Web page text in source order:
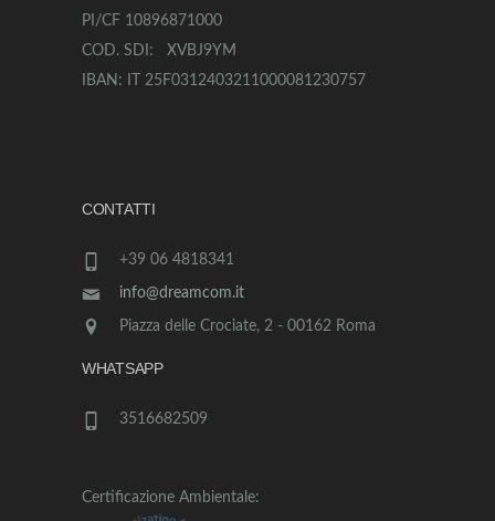
PI/CF 10896871000
COD. SDI: XVBJ9YM
IBAN: IT 25F0312403211000081230757
CONTATTI
+39 06 4818341
info@dreamcom.it
Piazza delle Crociate, 2 - 00162 Roma
WHATSAPP
3516682509
Certificazione Ambientale: